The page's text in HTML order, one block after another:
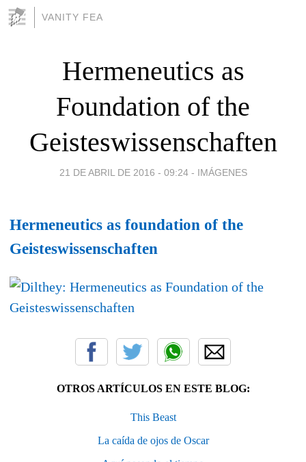
VANITY FEA
Hermeneutics as
Foundation of the
Geisteswissenschaften
21 DE ABRIL DE 2016 - 09:24 - IMÁGENES
Hermeneutics as foundation of the
Geisteswissenschaften
OTROS ARTÍCULOS EN ESTE BLOG:
This Beast
La caída de ojos de Oscar